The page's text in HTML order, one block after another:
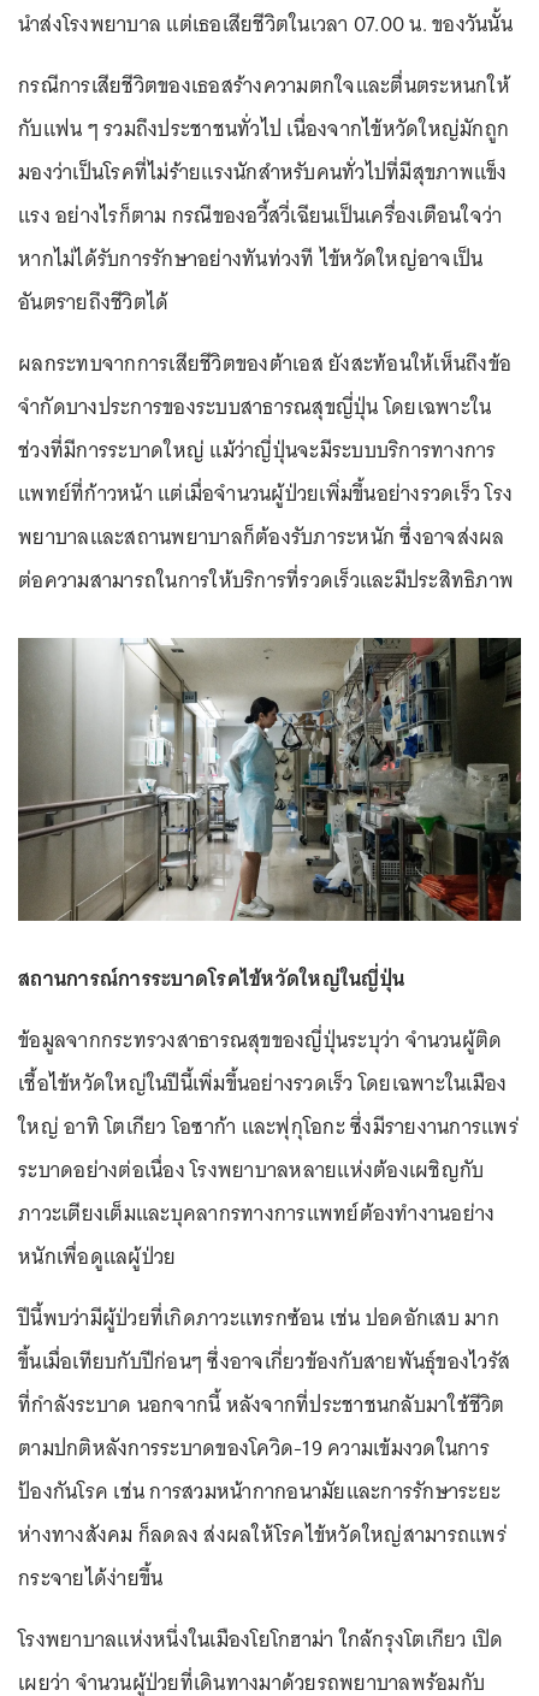
นำส่งโรงพยาบาล แต่เธอเสียชีวิตในเวลา 07.00 น. ของวันนั้น
กรณีการเสียชีวิตของเธอสร้างความตกใจและตื่นตระหนกให้
กับแฟน ๆ รวมถึงประชาชนทั่วไป เนื่องจากไข้หวัดใหญ่มักถูก
มองว่าเป็นโรคที่ไม่ร้ายแรงนักสำหรับคนทั่วไปที่มีสุขภาพแข็ง
แรง อย่างไรก็ตาม กรณีของอวี้สวี่เฉียนเป็นเครื่องเตือนใจว่า
หากไม่ได้รับการรักษาอย่างทันท่วงที ไข้หวัดใหญ่อาจเป็น
อันตรายถึงชีวิตได้
ผลกระทบจากการเสียชีวิตของต้าเอส ยังสะท้อนให้เห็นถึงข้อ
จำกัดบางประการของระบบสาธารณสุขญี่ปุ่น โดยเฉพาะใน
ช่วงที่มีการระบาดใหญ่ แม้ว่าญี่ปุ่นจะมีระบบบริการทางการ
แพทย์ที่ก้าวหน้า แต่เมื่อจำนวนผู้ป่วยเพิ่มขึ้นอย่างรวดเร็ว โรง
พยาบาลและสถานพยาบาลก็ต้องรับภาระหนัก ซึ่งอาจส่งผล
ต่อความสามารถในการให้บริการที่รวดเร็วและมีประสิทธิภาพ
สถานการณ์การระบาดโรคไข้หวัดใหญ่ในญี่ปุ่น
ข้อมูลจากกระทรวงสาธารณสุขของญี่ปุ่นระบุว่า จำนวนผู้ติด
เชื้อไข้หวัดใหญ่ในปีนี้เพิ่มขึ้นอย่างรวดเร็ว โดยเฉพาะในเมือง
ใหญ่ อาทิ โตเกียว โอซาก้า และฟุกุโอกะ ซึ่งมีรายงานการแพร่
ระบาดอย่างต่อเนื่อง โรงพยาบาลหลายแห่งต้องเผชิญกับ
ภาวะเตียงเต็มและบุคลากรทางการแพทย์ต้องทำงานอย่าง
หนักเพื่อดูแลผู้ป่วย
ปีนี้พบว่ามีผู้ป่วยที่เกิดภาวะแทรกซ้อน เช่น ปอดอักเสบ มาก
ขึ้นเมื่อเทียบกับปีก่อนๆ ซึ่งอาจเกี่ยวข้องกับสายพันธุ์ของไวรัส
ที่กำลังระบาด นอกจากนี้ หลังจากที่ประชาชนกลับมาใช้ชีวิต
ตามปกติหลังการระบาดของโควิด-19 ความเข้มงวดในการ
ป้องกันโรค เช่น การสวมหน้ากากอนามัยและการรักษาระยะ
ห่างทางสังคม ก็ลดลง ส่งผลให้โรคไข้หวัดใหญ่สามารถแพร่
กระจายได้ง่ายขึ้น
โรงพยาบาลแห่งหนึ่งในเมืองโยโกฮาม่า ใกล้กรุงโตเกียว เปิด
เผยว่า จำนวนผู้ป่วยที่เดินทางมาด้วยรถพยาบาลพร้อมกับ